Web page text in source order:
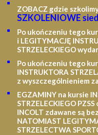
ZOBACZ gdzie
SZKOLENIOWE
Po ukończeniu tego
i LEGITYMACJĘ
STRZELECKIEGO
Po ukończeniu tego
INSTRUKTORA
z wyszczególnieniem
EGZAMINY na kursie
STRZELECKIEGO
INCOLT zdawane są
NATOMIAST
STRZELECTWA